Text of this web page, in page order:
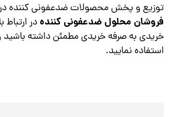
توزیع و پخش محصولات ضدعفونی کننده
فروشان محلول ضدعفونی کنندهدر ارتباط
خریدی به صرفه خریدی مطمئن داشته
استفاده نمایید.